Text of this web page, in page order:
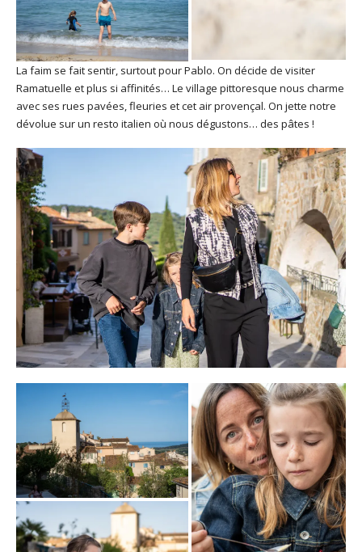
La faim se fait sentir, surtout pour Pablo. On décide de visiter
Ramatuelle et plus si affinités… Le village pittoresque nous charme
avec ses rues pavées, fleuries et cet air provençal. On jette notre
dévolue sur un resto italien où nous dégustons… des pâtes !